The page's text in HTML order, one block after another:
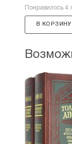
Понравилось 4
В КОРЗИНУ